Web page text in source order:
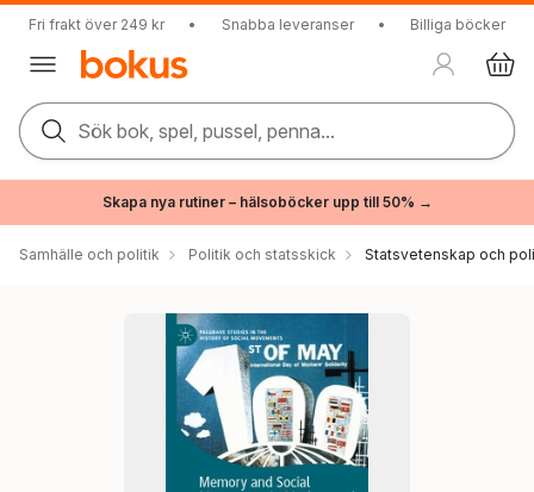
Fri frakt över 249 kr • Snabba leveranser • Billiga böcker
Sök bok, spel, pussel, penna...
Skapa nya rutiner – hälsoböcker upp till 50% →
Samhälle och politik Politik och statsskick Statsvetenskap och